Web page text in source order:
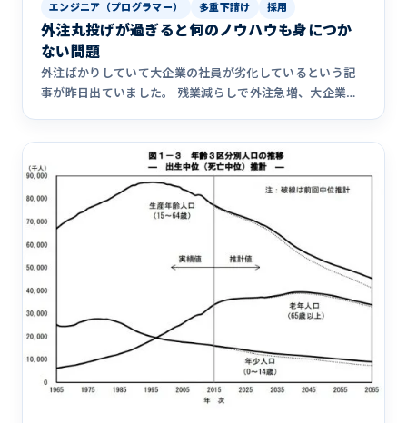
エンジニア（プログラマー） 多重下請け 採用
外注丸投げが過ぎると何のノウハウも身につか
ない問題
外注ばかりしていて大企業の社員が劣化しているという記
事が昨日出ていました。 残業減らしで外注急増、大企業社